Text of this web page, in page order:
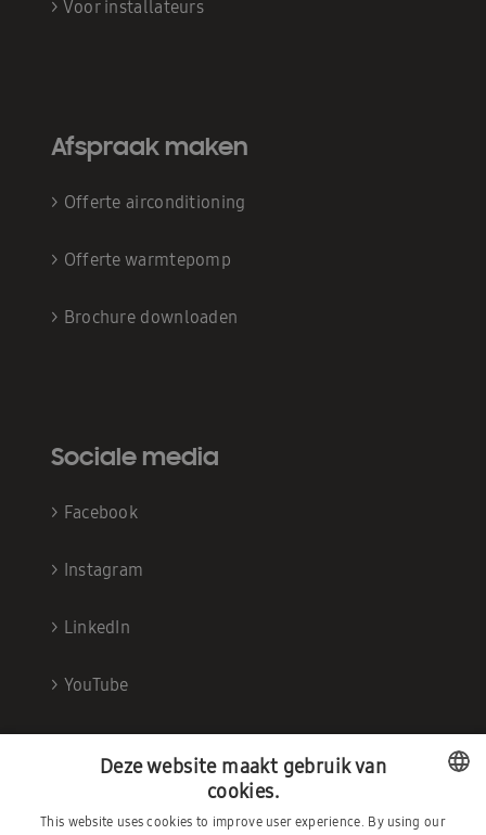
> Voor installateurs
Afspraak maken
> Offerte airconditioning
> Offerte warmtepomp
> Brochure downloaden
Sociale media
> Facebook
> Instagram
> LinkedIn
> YouTube
DUTCH
Deze website maakt gebruik van
cookies.
This website uses cookies to improve user experience. By using our